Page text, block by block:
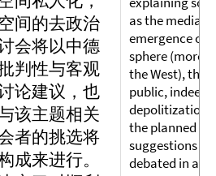
间的去政治
会将以中德
判性与客观
论建议，也
该主题相关
者的挑选将
成来进行。
as the
emergence of
sphere (more
the West), the
public,
depolitization
the planned
suggestions
debated in a